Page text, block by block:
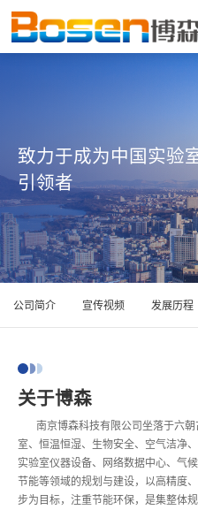
致力于成为中国实验
引领者
公司简介 宣传视频 发展历程
关于博森
南京博森科技有限公司坐落于六朝
室、恒温恒湿、生物安全、空气洁净
实验室仪器设备、网络数据中心、气
节能等领域的规划与建设，以高精度
步为目标，注重节能环保，是集整体